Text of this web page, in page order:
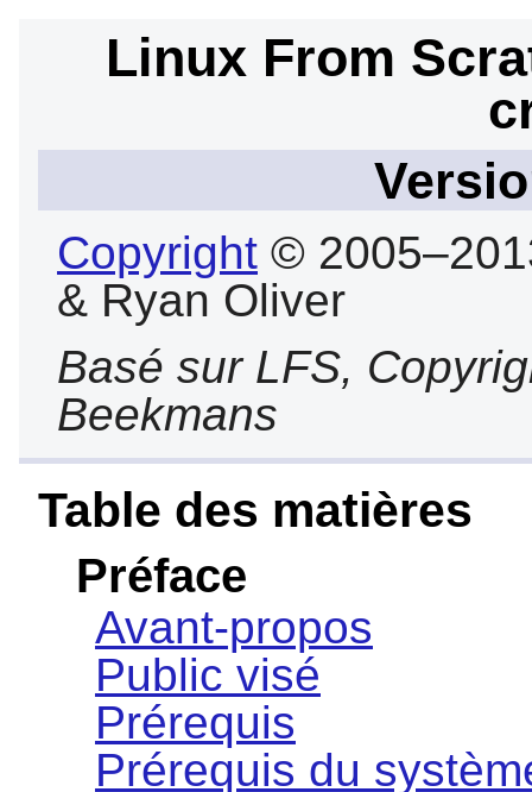
Linux From
Copyright ©
& Ryan Oliver
Basé sur LFS,
Beekmans
Table des matières
Préface
Avant-propos
Public visé
Prérequis
Prérequis du